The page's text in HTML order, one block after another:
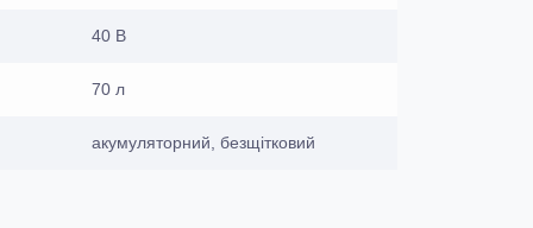
40 В
70 л
акумуляторний, безщітковий